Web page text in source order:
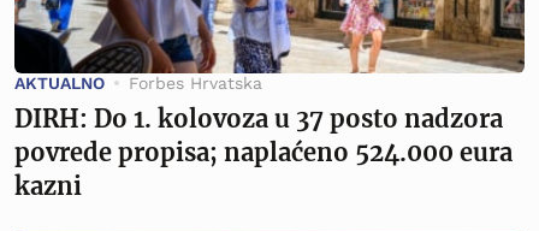
AKTUALNO Forbes Hrvatska
DIRH: Do 1. kolovoza u 37 posto nadzora
povrede propisa; naplaćeno 524.000 eura
kazni